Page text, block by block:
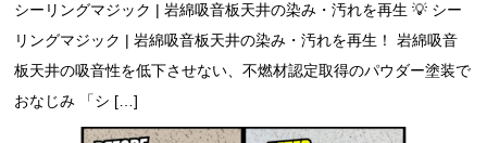
シーリングマジック | 岩綿吸音板天井の染み・汚れを再生 💡 シー
リングマジック | 岩綿吸音板天井の染み・汚れを再生！ 岩綿吸音
板天井の吸音性を低下させない、不燃材認定取得のパウダー塗装で
おなじみ 「シ […]